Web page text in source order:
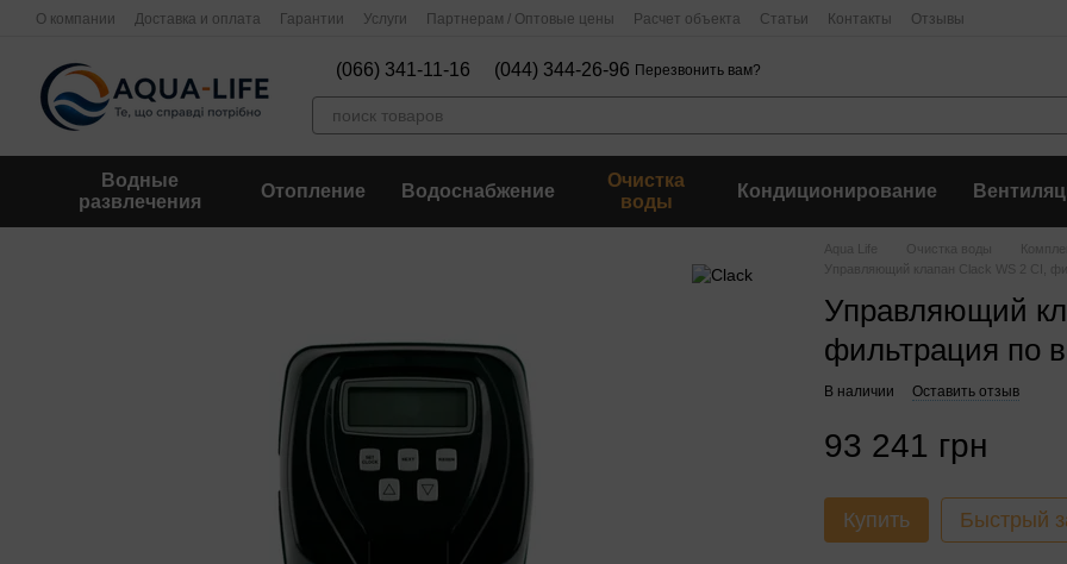
Перейти к основному контенту
О компании Доставка и оплата Гарантии Услуги Партнерам / Оптовые цены Расчет объекта Статьи Контакты Отзывы
(066) 341-11-16 (044) 344-26-96 Перезвонить вам?
Водные
развлечения
Отопление Водоснабжение
Очистка
воды
Кондиционирование
Aqua Life Очистка воды
Управляющий клапан Clack WS 2 CI,
Управляющий
фильтрация по
В наличии Оставить отзыв
93 241 грн
Купить Быстрый